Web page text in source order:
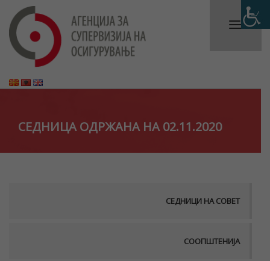
СЕДНИЦА ОДРЖАНА НА 02.11.2020
СЕДНИЦИ НА СОВЕТ
СООПШТЕНИЈА